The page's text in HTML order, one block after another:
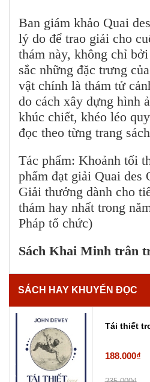
Ban giám khảo Quai
lý do để trao giải cho
thám này, không chỉ
sắc những đặc trưng
vật chính là thám tử
do cách xây dựng hình
khúc chiết, khéo léo
đọc theo từng trang
Tác phẩm: Khoảnh tối
phẩm đạt giải Quai des
Giải thưởng dành cho
thám hay nhất trong
Pháp tổ chức)
Sách Khai Minh trân
SÁCH HAY KHUYẾN ĐỌC
Tái thiết
188.000₫